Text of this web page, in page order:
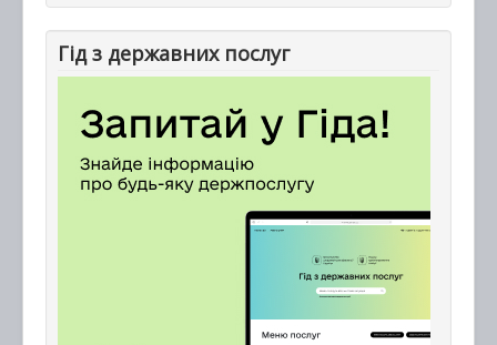
Гід з державних послуг